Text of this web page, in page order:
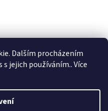
Dalším procházením
jejich používáním.. Více
Shoptet